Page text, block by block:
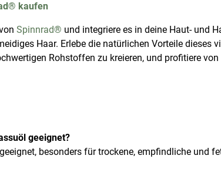
kaufen
Spinnrad® und integriere es in deine Haut- und
Haar. Erlebe die natürlichen Vorteile
Rohstoffen zu kreieren, und profitiere
geeignet?
besonders für trockene, empfindliche und